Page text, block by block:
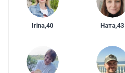
Irina,40 Ната,43